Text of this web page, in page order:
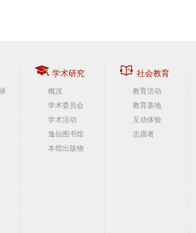
学术研究
概况
学术委员会
学术活动
逸仙图书馆
本馆出版物
社会教育
教育活动
教育基地
互动体验
志愿者